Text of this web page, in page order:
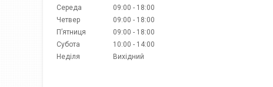
Середа
09:00
18:00
Четвер
09:00
18:00
Пʼятниця
09:00
18:00
Субота
10:00
14:00
Неділя
Вихідний